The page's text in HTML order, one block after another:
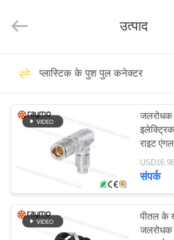
उत्पाद
हमारे
बारे
Electronics
Technology
Reserved.
गोल धक्का खींच
गोलाकार
उत्पाद
प्लास्टिक के पुश पुल कनेक्टर
जलरोधक
राइट
संपर्क
पीतल के
जलरोधक